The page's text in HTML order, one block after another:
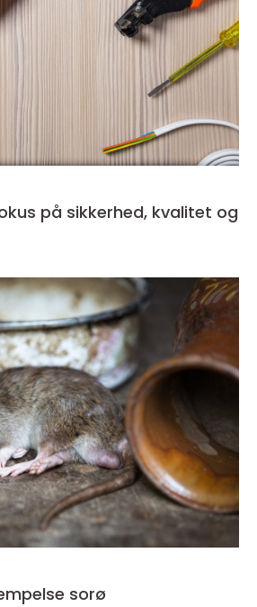
på sikkerhed, kvalitet og
sorø